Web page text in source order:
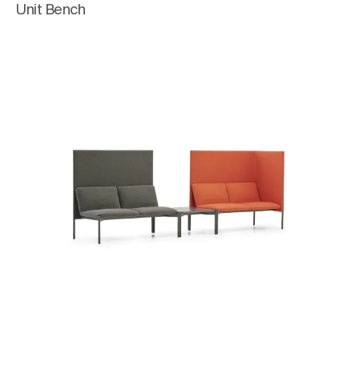
Unit Bench